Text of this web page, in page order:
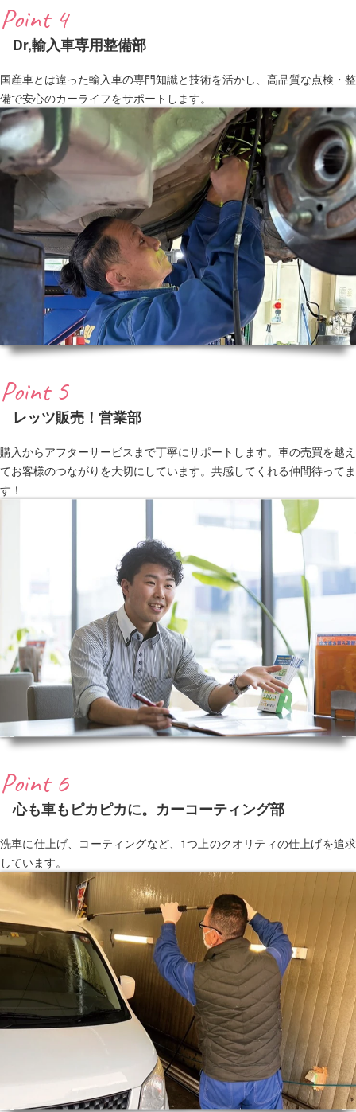
Point 4
Dr,輸入車専用整備部
国産車とは違った輸入車の専門知識と技術を活かし、高品質な点検・整
備で安心のカーライフをサポートします。
Point 5
レッツ販売！営業部
購入からアフターサービスまで丁寧にサポートします。車の売買を越え
てお客様のつながりを大切にしています。共感してくれる仲間待ってま
す！
Point 6
心も車もピカピカに。カーコーティング部
洗車に仕上げ、コーティングなど、1つ上のクオリティの仕上げを追求
しています。